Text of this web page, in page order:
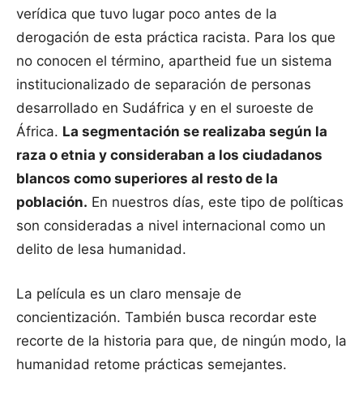
verídica que tuvo lugar poco antes de la
derogación de esta práctica racista. Para los que
no conocen el término, apartheid fue un sistema
institucionalizado de separación de personas
desarrollado en Sudáfrica y en el suroeste de
África. La segmentación se realizaba según la
raza o etnia y consideraban a los ciudadanos
blancos como superiores al resto de la
población. En nuestros días, este tipo de políticas
son consideradas a nivel internacional como un
delito de lesa humanidad.
La película es un claro mensaje de
concientización. También busca recordar este
recorte de la historia para que, de ningún modo, la
humanidad retome prácticas semejantes.